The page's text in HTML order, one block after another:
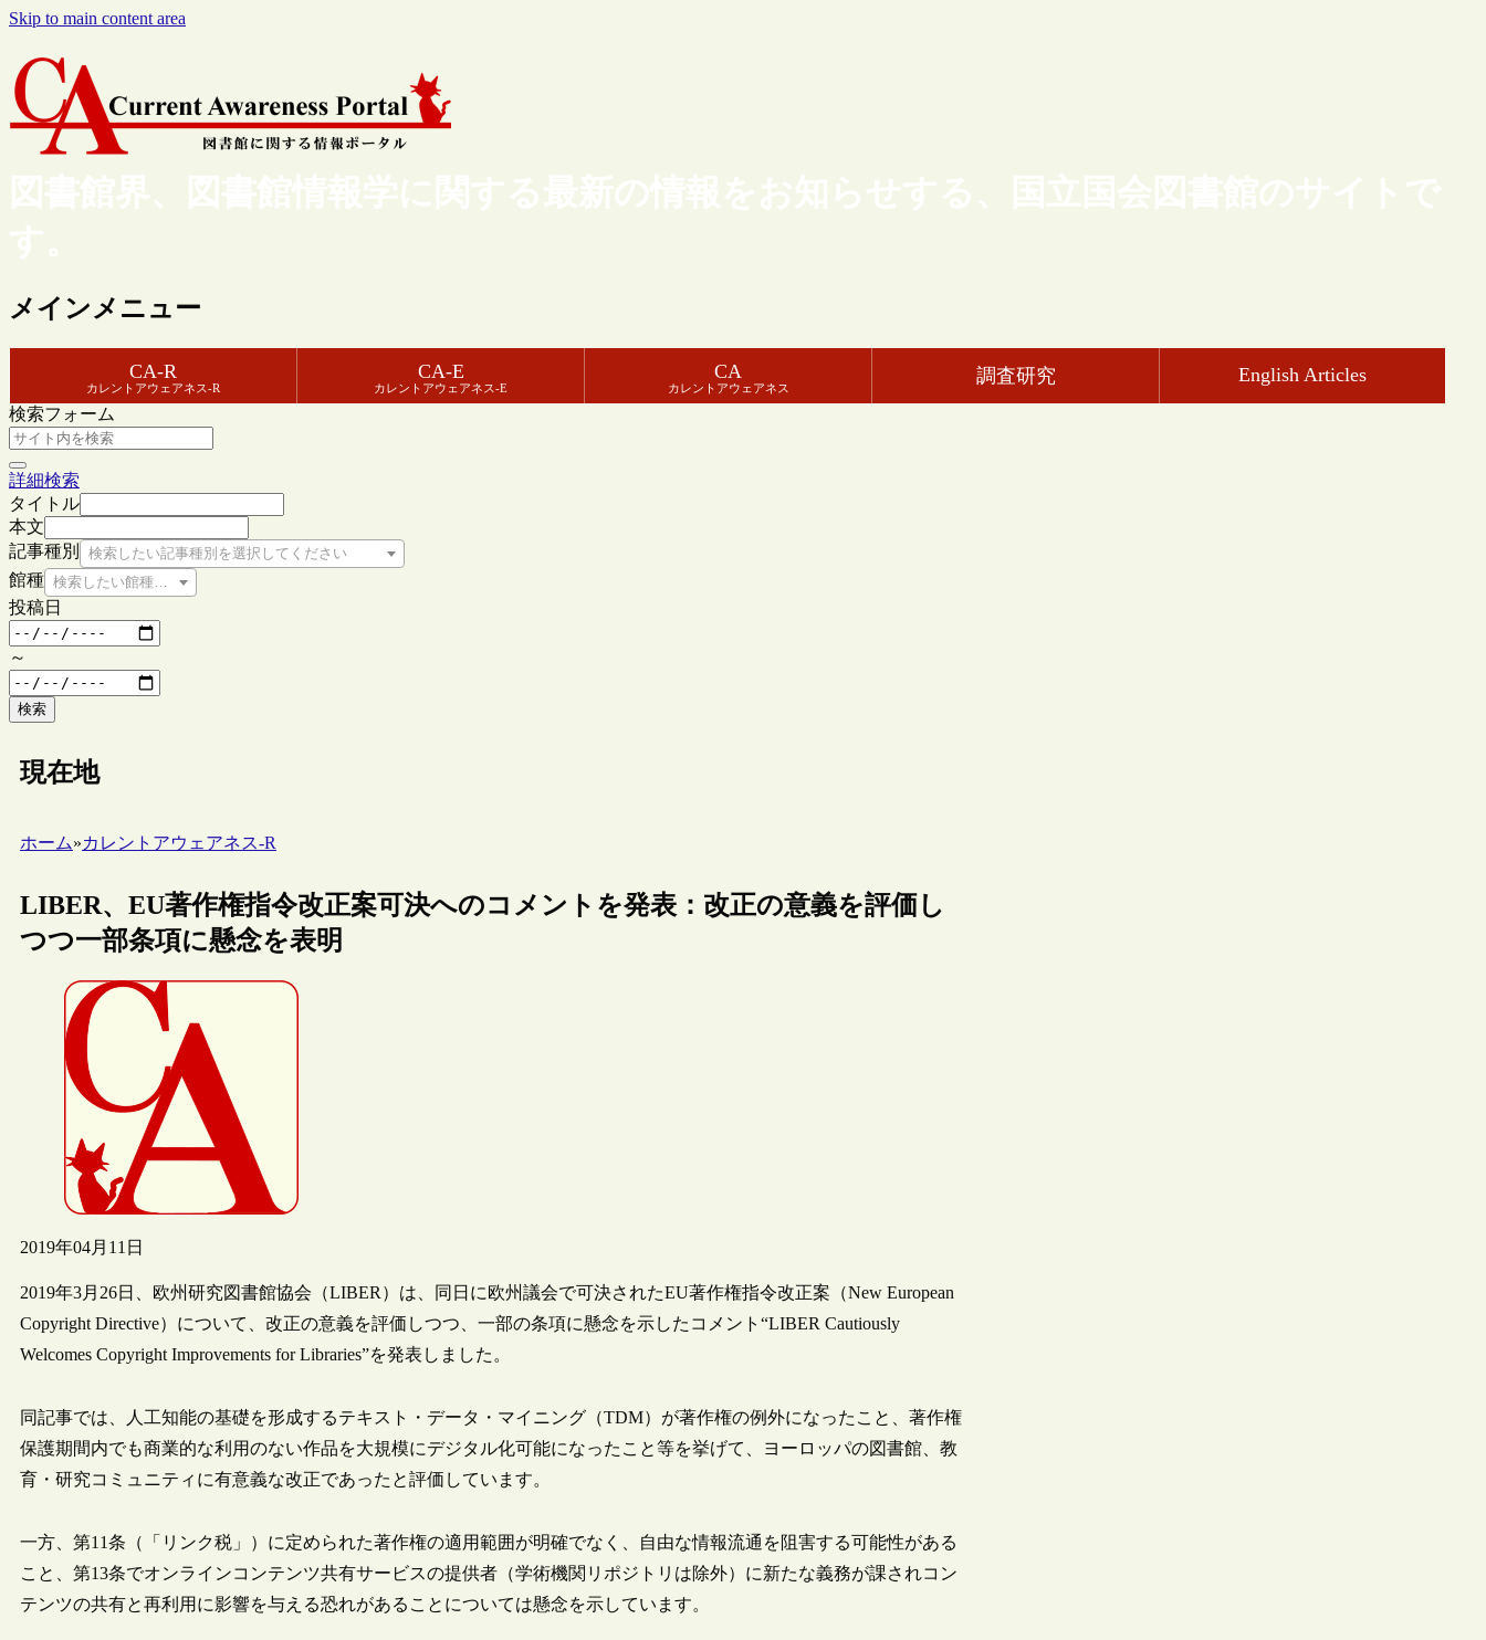
Skip to main content area
図書館界、図書館情報学に関する最新の情報をお知らせする、国立国会図書館のサイトで
す。
メインメニュー
CA-R
カレントアウェアネス-R
CA-E
カレントアウェアネス-E
CA
カレントアウェアネス
調査研究 English Articles
検索フォーム
詳細検索
タイトル
本文
記事種別
検索したい記事種別を選択してください
館種 検索したい館種を選択してください
投稿日
～
検索
現在地
ホーム»カレントアウェアネス-R
LIBER、EU著作権指令改正案可決へのコメントを発表：改正の意義を評価し
つつ一部条項に懸念を表明
2019年04月11日
2019年3月26日、欧州研究図書館協会（LIBER）は、同日に欧州議会で可決されたEU著作権指令改正案（New European
Copyright Directive）について、改正の意義を評価しつつ、一部の条項に懸念を示したコメント“LIBER Cautiously
Welcomes Copyright Improvements for Libraries”を発表しました。
同記事では、人工知能の基礎を形成するテキスト・データ・マイニング（TDM）が著作権の例外になったこと、著作権
保護期間内でも商業的な利用のない作品を大規模にデジタル化可能になったこと等を挙げて、ヨーロッパの図書館、教
育・研究コミュニティに有意義な改正であったと評価しています。
一方、第11条（「リンク税」）に定められた著作権の適用範囲が明確でなく、自由な情報流通を阻害する可能性がある
こと、第13条でオンラインコンテンツ共有サービスの提供者（学術機関リポジトリは除外）に新たな義務が課されコン
テンツの共有と再利用に影響を与える恐れがあることについては懸念を示しています。